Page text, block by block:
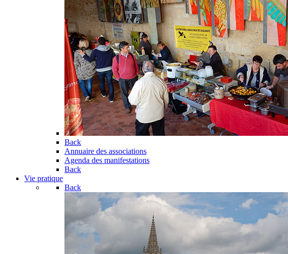
Back
Annuaire des associations
Agenda des manifestations
Back
Vie pratique
Back